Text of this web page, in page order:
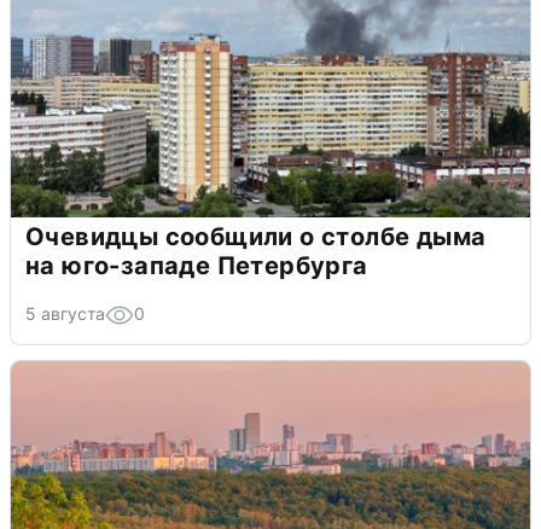
Очевидцы сообщили о столбе дыма
на юго-западе Петербурга
5 августа 0